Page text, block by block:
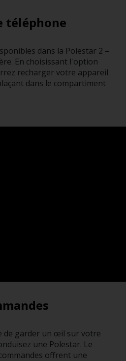
téléphone
dans la Polestar 2 –
En choisissant l'option
recharger votre appareil
dans le compartiment
de garder un œil sur votre
une Polestar. Le
offrent une